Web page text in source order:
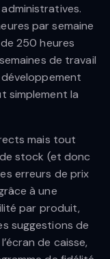
par semaine
250 heures
de travail
simplement la
mais tout
stock (et donc
erreurs de prix
à une
par produit,
suggestions de
de caisse,